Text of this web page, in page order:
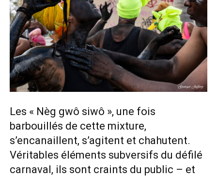
Les « Nèg gwô siwô », une fois
barbouillés de cette mixture,
s’encanaillent, s’agitent et chahutent.
Véritables éléments subversifs du défilé
carnaval, ils sont craints du public – et